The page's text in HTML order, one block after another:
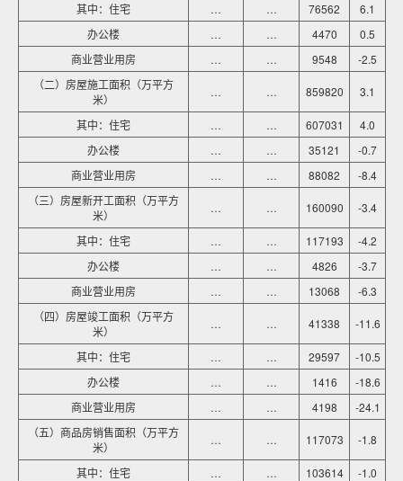
其中：住宅
… … 76562
6.1
办公楼
… … 4470
0.5
商业营业用房
… … 9548
-2.5
（二）房屋施工面积（万平方
米）
… … 859820 3.1
其中：住宅 … … 607031
4.0
办公楼
… … 35121
-0.7
商业营业用房
… … 88082
-8.4
（三）房屋新开工面积（万平方
米）
… … 160090 -3.4
其中：住宅 … … 117193
-4.2
办公楼
… … 4826
-3.7
商业营业用房
… … 13068
-6.3
（四）房屋竣工面积（万平方
米）
… … 41338 -11.6
其中：住宅 … … 29597
-10.5
办公楼
… … 1416
-18.6
商业营业用房
… … 4198
-24.1
（五）商品房销售面积（万平方
米）
… … 117073 -1.8
其中：住宅 … … 103614
-1.0